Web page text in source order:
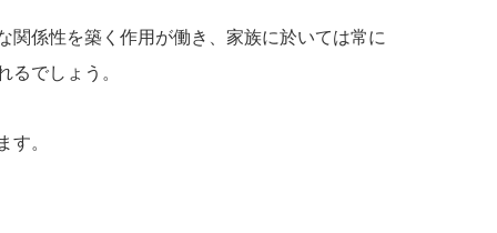
係性を築く作用が働き、家族に於いては常に
でしょう。
す。